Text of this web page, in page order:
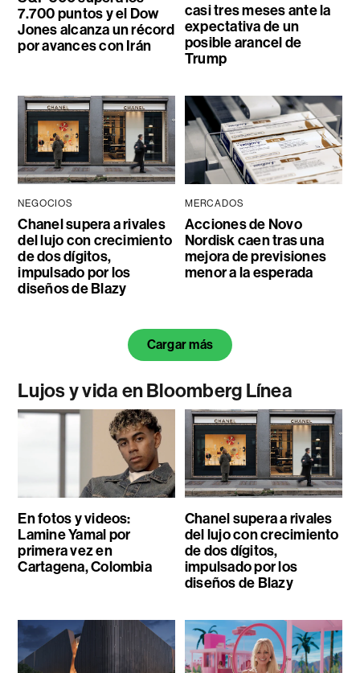
7.700 puntos y el Dow
Jones alcanza un récord
por avances con Irán
casi tres meses ante la
expectativa de un
posible arancel de
Trump
NEGOCIOS
Chanel supera a rivales
del lujo con crecimiento
de dos dígitos,
impulsado por los
diseños de Blazy
MERCADOS
Acciones de Novo
Nordisk caen tras una
mejora de previsiones
menor a la esperada
Cargar más
Lujos y vida en Bloomberg Línea
En fotos y videos:
Lamine Yamal por
primera vez en
Cartagena, Colombia
Chanel supera a rivales
del lujo con crecimiento
de dos dígitos,
impulsado por los
diseños de Blazy